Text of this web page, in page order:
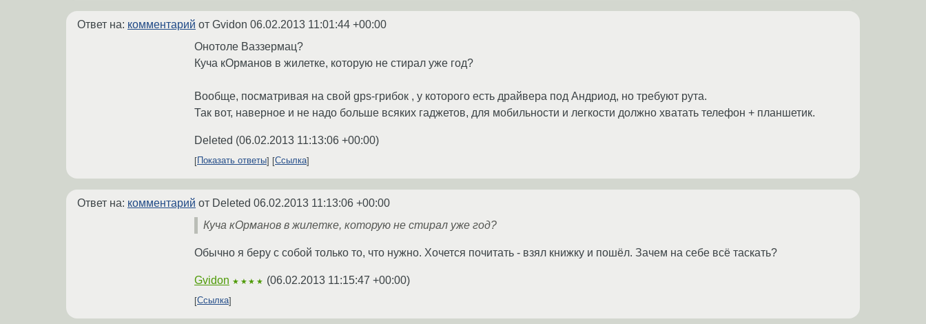
Ответ на: комментарий от Gvidon 06.02.2013 11:01:44 +00:00
Онотоле Ваззермац?
Куча кОрманов в жилетке, которую не стирал уже год?
Вообще, посматривая на свой gps-грибок , у которого есть драйвера под Андриод, но требуют рута.
Так вот, наверное и не надо больше всяких гаджетов, для мобильности и легкости должно хватать телефон + планшетик.
Deleted (06.02.2013 11:13:06 +00:00)
Показать ответы Ссылка
Ответ на: комментарий от Deleted 06.02.2013 11:13:06 +00:00
Куча кОрманов в жилетке, которую не стирал уже год?
Обычно я беру с собой только то, что нужно. Хочется почитать - взял книжку и пошёл. Зачем на себе всё таскать?
Gvidon ★★★★ (06.02.2013 11:15:47 +00:00)
Ссылка